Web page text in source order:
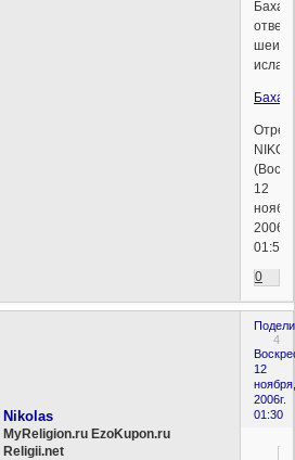
Бахаи,
12
2006г.
01:54)
0
4
12
ноября,
2006г.
01:30
Nikolas
MyReligion.ru EzoKupon.ru
Religii.net